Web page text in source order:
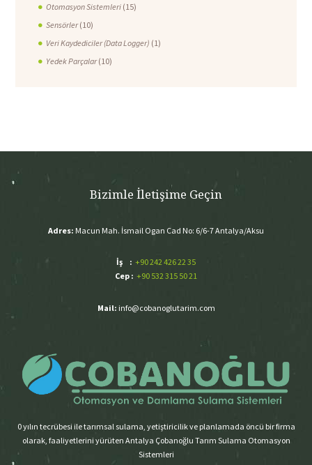
Otomasyon Sistemleri (15)
Sensörler (10)
Veri Kaydediciler (Data Logger) (1)
Yedek Parçalar (10)
Bizimle İletişime Geçin
Adres: Macun Mah. İsmail Ogan Cad No: 6/6-7 Antalya/Aksu
İş : +90 242 426 22 35
Cep : +90 532 315 50 21
Mail: info@cobanoglutarim.com
0 yılın tecrübesi ile tarımsal sulama, yetiştiricilik ve planlamada öncü bir firma
olarak, faaliyetlerini yürüten Antalya Çobanoğlu Tarım Sulama Otomasyon
Sistemleri